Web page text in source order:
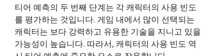
티어 예측의 두 번째 단계는 각 캐릭터의 사용 빈도
를 평가하는 것입니다. 게임 내에서 많이 선택되는
캐릭터는 보다 강력하고 유용한 기술을 지니고 있을
가능성이 높습니다. 따라서, 캐릭터의 사용 빈도 역